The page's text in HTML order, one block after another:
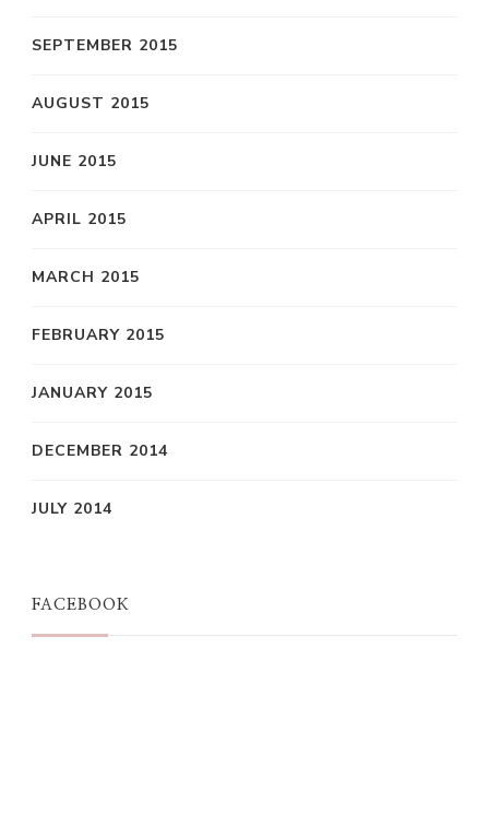
SEPTEMBER 2015
AUGUST 2015
JUNE 2015
APRIL 2015
MARCH 2015
FEBRUARY 2015
JANUARY 2015
DECEMBER 2014
JULY 2014
FACEBOOK